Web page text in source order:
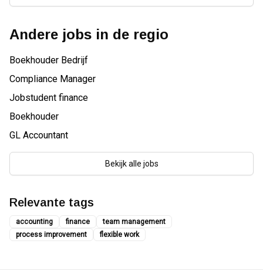
Andere jobs in de regio
Boekhouder Bedrijf
Compliance Manager
Jobstudent finance
Boekhouder
GL Accountant
Bekijk alle jobs
Relevante tags
accounting finance
team management
process improvement
flexible work